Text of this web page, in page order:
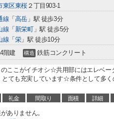
東区東桜 ２丁目903-1
線 「 高岳 」駅 徒歩3分
線 「 新栄町」駅 徒歩5分
線 「 栄」駅 徒歩10分
階建 構造 鉄筋コンクリート
のここがイチオシ☆共用部にはエレベー
とても充実しています☆条件として多
礼金 間取り 面積 詳細
ありません。